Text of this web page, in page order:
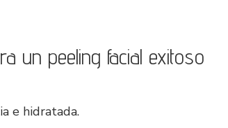
un peeling facial exitoso
e hidratada.